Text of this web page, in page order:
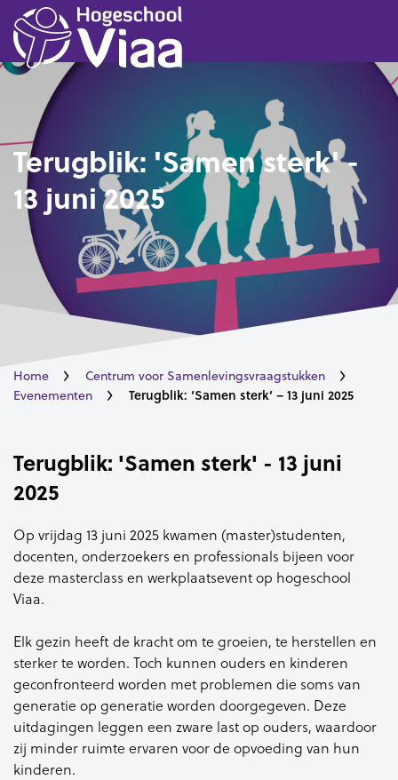
Terugblik: 'Samen sterk' -
13 juni 2025
Home
Centrum voor Samenlevingsvraagstukken
Evenementen
Terugblik: ‘Samen sterk’ – 13 juni 2025
Terugblik: 'Samen sterk' - 13 juni
2025
Op vrijdag 13 juni 2025 kwamen (master)studenten,
docenten, onderzoekers en professionals bijeen voor
deze masterclass en werkplaatsevent op hogeschool
Viaa.
Elk gezin heeft de kracht om te groeien, te herstellen en
sterker te worden. Toch kunnen ouders en kinderen
geconfronteerd worden met problemen die soms van
generatie op generatie worden doorgegeven. Deze
uitdagingen leggen een zware last op ouders, waardoor
zij minder ruimte ervaren voor de opvoeding van hun
kinderen.​